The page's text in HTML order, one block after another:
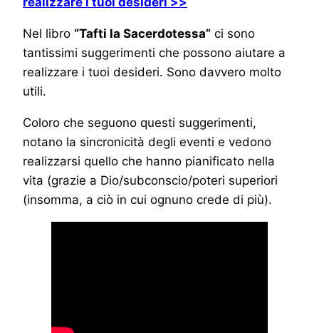
Nel libro “Tafti la Sacerdotessa” ci sono
tantissimi suggerimenti che possono aiutare a
realizzare i tuoi desideri. Sono davvero molto
utili.
Coloro che seguono questi suggerimenti,
notano la sincronicità degli eventi e vedono
realizzarsi quello che hanno pianificato nella
vita (grazie a Dio/subconscio/poteri superiori
(insomma, a ciò in cui ognuno crede di più).